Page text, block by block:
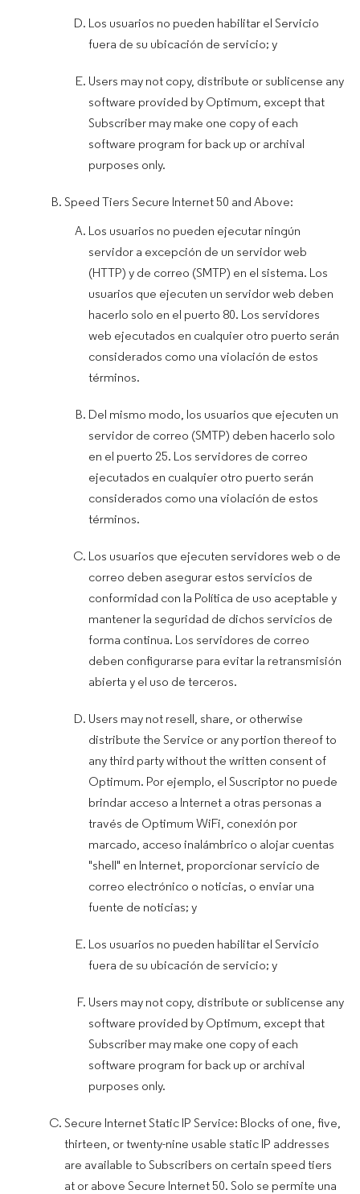
Los usuarios no pueden habilitar el Servicio
fuera de su ubicación de servicio; y
Users may not copy, distribute or sublicense any
software provided by Optimum, except that
Subscriber may make one copy of each
software program for back up or archival
purposes only.
Speed Tiers Secure Internet 50 and Above:
Los usuarios no pueden ejecutar ningún
servidor a excepción de un servidor web
(HTTP) y de correo (SMTP) en el sistema. Los
usuarios que ejecuten un servidor web deben
hacerlo solo en el puerto 80. Los servidores
web ejecutados en cualquier otro puerto serán
considerados como una violación de estos
términos.
Del mismo modo, los usuarios que ejecuten un
servidor de correo (SMTP) deben hacerlo solo
en el puerto 25. Los servidores de correo
ejecutados en cualquier otro puerto serán
considerados como una violación de estos
términos.
Los usuarios que ejecuten servidores web o de
correo deben asegurar estos servicios de
conformidad con la Política de uso aceptable y
mantener la seguridad de dichos servicios de
forma continua. Los servidores de correo
deben configurarse para evitar la retransmisión
abierta y el uso de terceros.
Users may not resell, share, or otherwise
distribute the Service or any portion thereof to
any third party without the written consent of
Optimum. Por ejemplo, el Suscriptor no puede
brindar acceso a Internet a otras personas a
través de Optimum WiFi, conexión por
marcado, acceso inalámbrico o alojar cuentas
"shell" en Internet, proporcionar servicio de
correo electrónico o noticias, o enviar una
fuente de noticias; y
Los usuarios no pueden habilitar el Servicio
fuera de su ubicación de servicio; y
Users may not copy, distribute or sublicense any
software provided by Optimum, except that
Subscriber may make one copy of each
software program for back up or archival
purposes only.
Secure Internet Static IP Service: Blocks of one, five,
thirteen, or twenty-nine usable static IP addresses
are available to Subscribers on certain speed tiers
at or above Secure Internet 50. Solo se permite una